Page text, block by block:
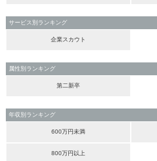
サービス別ランキング
企業スカウト
属性別ランキング
第二新卒
年収別ランキング
600万円未満
800万円以上